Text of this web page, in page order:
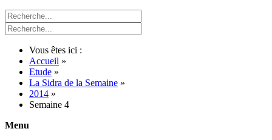
Vous êtes ici :
Accueil »
Etude »
La Sidra de la Semaine »
2014 »
Semaine 4
Menu